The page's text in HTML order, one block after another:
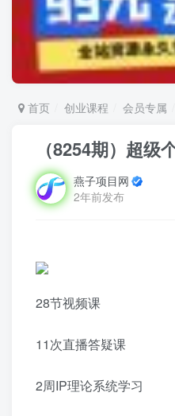
首页 创业课程 会员专属
（8254期）超
燕子项目网
2年前发布
28节视频课
11次直播答疑课
2周IP理论系统学习